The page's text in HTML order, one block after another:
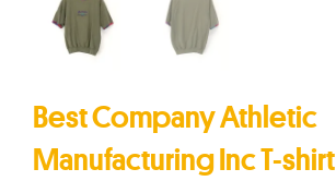
Best Company Athletic
Manufacturing Inc T-shirt